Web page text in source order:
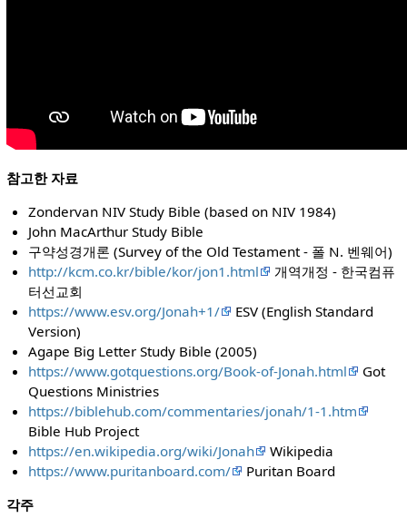
참고한 자료
Zondervan NIV Study Bible (based on NIV 1984)
John MacArthur Study Bible
구약성경개론 (Survey of the Old Testament - 폴 N. 벤웨어)
http://kcm.co.kr/bible/kor/jon1.html
개역개정 - 한국컴퓨
터선교회
https://www.esv.org/Jonah+1/
ESV (English Standard
Version)
Agape Big Letter Study Bible (2005)
https://www.gotquestions.org/Book-of-Jonah.html
Got
Questions Ministries
https://biblehub.com/commentaries/jonah/1-1.htm
Bible Hub Project
https://en.wikipedia.org/wiki/Jonah
Wikipedia
https://www.puritanboard.com/
Puritan Board
각주